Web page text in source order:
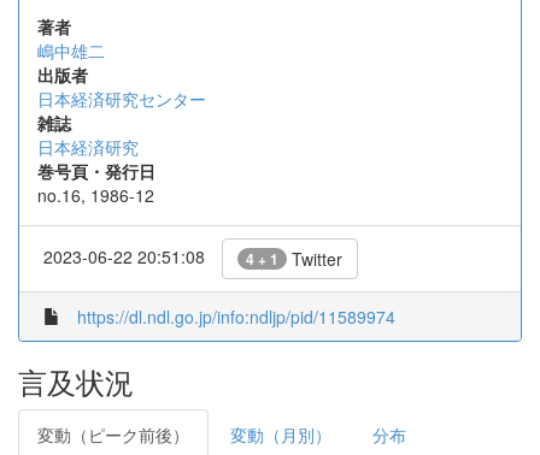
著者
嶋中雄二
出版者
日本経済研究センター
雑誌
日本経済研究
巻号頁・発行日
no.16, 1986-12
2023-06-22 20:51:08 4 + 1 Twitter
https://dl.ndl.go.jp/info:ndljp/pid/11589974
言及状況
変動（ピーク前後） 変動（月別） 分布